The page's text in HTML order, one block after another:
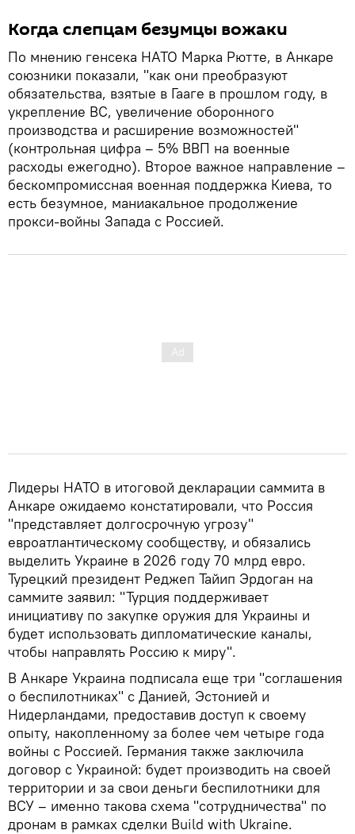
Когда слепцам безумцы вожаки
По мнению генсека НАТО Марка Рютте, в Анкаре
союзники показали, "как они преобразуют
обязательства, взятые в Гааге в прошлом году, в
укрепление ВС, увеличение оборонного
производства и расширение возможностей"
(контрольная цифра – 5% ВВП на военные
расходы ежегодно). Второе важное направление –
бескомпромиссная военная поддержка Киева, то
есть безумное, маниакальное продолжение
прокси-войны Запада с Россией.
Лидеры НАТО в итоговой декларации саммита в
Анкаре ожидаемо констатировали, что Россия
"представляет долгосрочную угрозу"
евроатлантическому сообществу, и обязались
выделить Украине в 2026 году 70 млрд евро.
Турецкий президент Реджеп Тайип Эрдоган на
саммите заявил: "Турция поддерживает
инициативу по закупке оружия для Украины и
будет использовать дипломатические каналы,
чтобы направлять Россию к миру".
В Анкаре Украина подписала еще три "соглашения
о беспилотниках" с Данией, Эстонией и
Нидерландами, предоставив доступ к своему
опыту, накопленному за более чем четыре года
войны с Россией. Германия также заключила
договор с Украиной: будет производить на своей
территории и за свои деньги беспилотники для
ВСУ – именно такова схема "сотрудничества" по
дронам в рамках сделки Build with Ukraine.